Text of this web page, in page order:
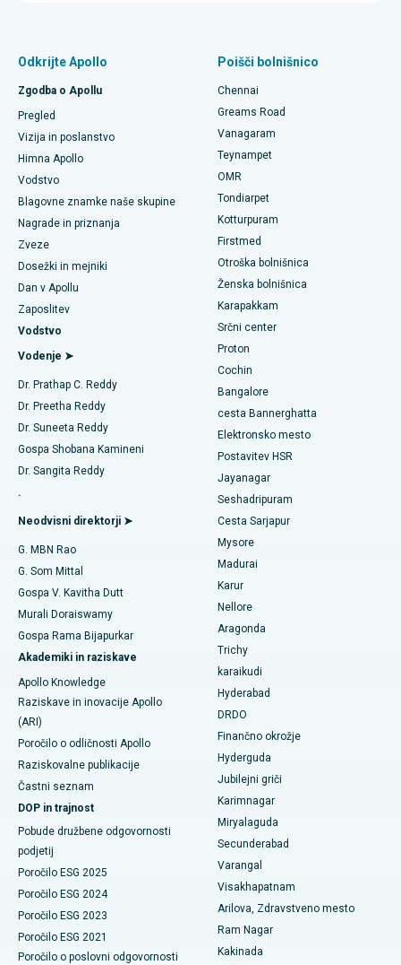
Poiščite zobozdravnika
Poiščite pediatrično
Poiščite dermatologa
Poiščite urologa
Poiščite diabetologa
Poiščite ginekologa
Poiščite splošnega zdravnika
Poiščite psihologa
Poiščite splošnega kirurga
Najboljša bolnišnica v Paschim Boragaonu v Guwahatiju
Najboljša bolnišnica na cesti PH v Chennaiju
Najboljši srčni center v Thousand Lights, Chennai
Najboljša bolnišnica v Jubilee Hillsu v Hyderabadu
Najboljša bolnišnica v Tondiarpetu v Chennaiju
Najboljša bolnišnica v Kotturpuramu v Chennaiju
Najboljša bolnišnica na cesti Kovai, Karur
Najboljša bolnišnica v Karapakkamu v Chennaiju
Najboljša bolnišnica v Arilovi, Vizag
Najboljša bolnišnica na cesti Kanpur v Lucknowu
Najboljša bolnišnica v sektorju 26 v Noidi
Najboljša bolnišnica v Gandhinagarju v Ahmedabadu
Najboljša bolnišnica v Aragondi, Andhra Pradesh
Najboljša bolnišnica na cesti Bannerghatta v Bangaloreju
Najboljša bolnišnica v enoti 15 v Bhubaneswarju
Najboljša bolnišnica na cesti Seepat v Bilaspurju
Najboljša bolnišnica v Ellisbridgeu v Ahmedabadu
Najboljša bolnišnica v New Delhiju
Najboljša bolnišnica v DRDO, Hyderabad
Najboljša bolnišnica na cesti GS v Guwahatiju
Najboljša bolnišnica v Hydergudi, Hyderabad
Najboljša bolnišnica v Vijay Nagarju v Indoreju
Najboljša bolnišnica na glavni cesti Suryaraopeta v Kakinadi
Najboljša bolnišnica na Canal Circular Road v Kolkati
Najboljša bolnišnica v poslovnem središču Belapurja v Navi
Mumbaiju
Hitra zamenjava kolena v dnevnem varstvu
Gastrektomija rokavice
Lasik kirurgija
Liposukcija
Koronarni angiogram
Zamenjava aortalnega ventila transkatetra
Popravilo ventila MitraClip
Minimalno invazivna srčna kirurgija
Ablacija katetra
Rekonstrukcijska kirurgija ACL
Zamenjava obrnjenih ramen
Endometrijska ablacija
Embolizacija maternične arterije
Cistektomija jajčnikov
Kirurgija raka dojk
Brahiterapija
Kolonoskopija
Polipektomija
Deep Brain Stimulation
Peritonealna dializa
Biopsija ledvic
Paratiroidektomija
Citoreduktivna kirurgija
Keramična totalna zamenjava kolena
Odkrijte Apollo
Zgodba o Apollu
Pregled
Vizija in poslanstvo
Himna Apollo
Vodstvo
Blagovne znamke naše skupine
Nagrade in priznanja
Zveze
Dosežki in mejniki
Dan v Apollu
Zaposlitev
Vodstvo
Vodenje ➤
Dr. Prathap C. Reddy
Dr. Preetha Reddy
Dr. Suneeta Reddy
Gospa Shobana Kamineni
Dr. Sangita Reddy
.
Neodvisni direktorji ➤
G. MBN Rao
G. Som Mittal
Gospa V. Kavitha Dutt
Murali Doraiswamy
Gospa Rama Bijapurkar
Akademiki in raziskave
Apollo Knowledge
Raziskave in inovacije Apollo
(ARI)
Poročilo o odličnosti Apollo
Raziskovalne publikacije
Častni seznam
DOP in trajnost
Pobude družbene odgovornosti
podjetij
Poročilo ESG 2025
Poročilo ESG 2024
Poročilo ESG 2023
Poročilo ESG 2021
Poročilo o poslovni odgovornosti
Poišči bolnišnico
Chennai
Greams Road
Vanagaram
Teynampet
OMR
Tondiarpet
Kotturpuram
Firstmed
Otroška bolnišnica
Ženska bolnišnica
Karapakkam
Srčni center
Proton
Cochin
Bangalore
cesta Bannerghatta
Elektronsko mesto
Postavitev HSR
Jayanagar
Seshadripuram
Cesta Sarjapur
Mysore
Madurai
Karur
Nellore
Aragonda
Trichy
karaikudi
Hyderabad
DRDO
Finančno okrožje
Hyderguda
Jubilejni griči
Karimnagar
Miryalaguda
Secunderabad
Varangal
Visakhapatnam
Arilova, Zdravstveno mesto
Ram Nagar
Kakinada